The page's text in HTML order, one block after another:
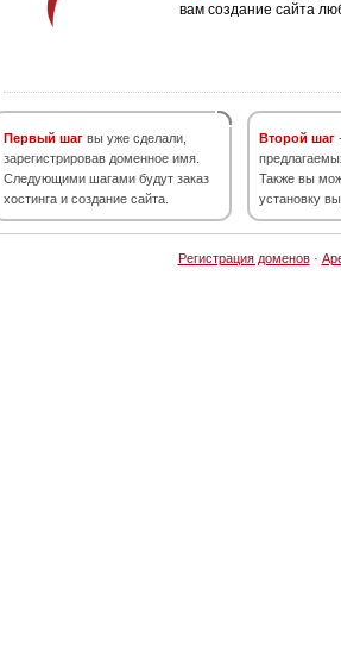
вам создание сайта
Первый шаг вы уже сделали,
зарегистрировав доменное имя.
Следующими шагами будут заказ
хостинга и создание сайта.
Второй шаг
Также вы
установку
Регистрация доменов·